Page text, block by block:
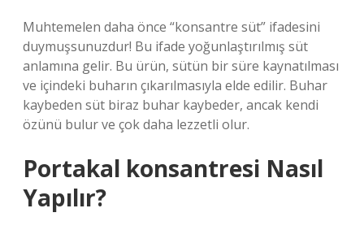
Muhtemelen daha önce “konsantre süt” ifadesini
duymuşsunuzdur! Bu ifade yoğunlaştırılmış süt
anlamına gelir. Bu ürün, sütün bir süre kaynatılması
ve içindeki buharın çıkarılmasıyla elde edilir. Buhar
kaybeden süt biraz buhar kaybeder, ancak kendi
özünü bulur ve çok daha lezzetli olur.
Portakal konsantresi Nasıl
Yapılır?